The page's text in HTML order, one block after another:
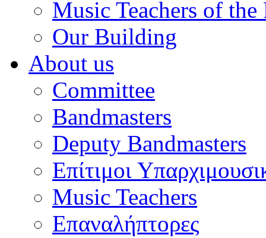
Music Teachers of
Our Building
About us
Committee
Bandmasters
Deputy Bandmasters
Επίτιμοι
Music Teachers
Επαναλήπτορες